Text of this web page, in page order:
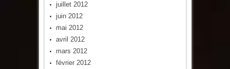
juillet 2012
juin 2012
mai 2012
avril 2012
mars 2012
février 2012